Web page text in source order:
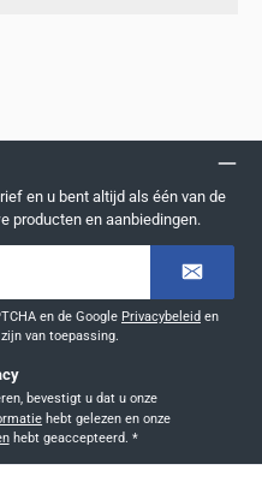
en u bent altijd als één van de
producten en aanbiedingen.
en de Google Privacybeleid en
van toepassing.
Door doorgaan te selecteren, bevestigt u dat u onze
hebt geaccepteerd. *